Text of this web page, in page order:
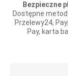
Bezpieczne
Dostępne
Przelewy24,
Pay, karta